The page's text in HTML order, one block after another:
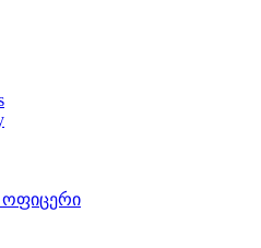
ოფიცერი